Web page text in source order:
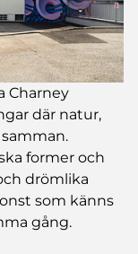
Charney
där natur,
former och
drömlika
som känns
gång.